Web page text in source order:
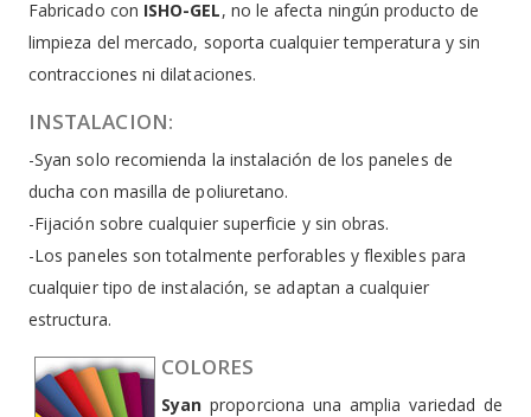
Fabricado con ISHO-GEL, no le afecta ningún producto de
limpieza del mercado, soporta cualquier temperatura y sin
contracciones ni dilataciones.
INSTALACION:
-Syan solo recomienda la instalación de los paneles de
ducha con masilla de poliuretano.
-Fijación sobre cualquier superficie y sin obras.
-Los paneles son totalmente perforables y flexibles para
cualquier tipo de instalación, se adaptan a cualquier
estructura.
COLORES
Syan proporciona una amplia variedad de